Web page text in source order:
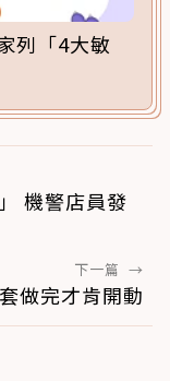
列「4大敏
機警店員發
下一篇 →
做完才肯開動